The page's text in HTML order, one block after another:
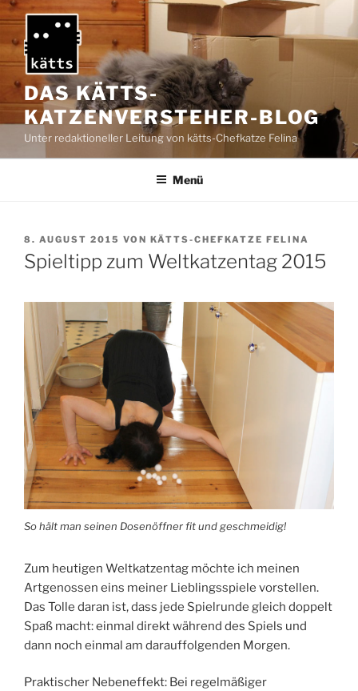
Zum
Inhalt
springen
DAS KÄTTS-
KATZENVERSTEHER-BLOG
Unter redaktioneller Leitung von kätts-Chefkatze Felina
Menü
VERÖFFENTLICHT
AM
8. AUGUST 2015 VON KÄTTS-CHEFKATZE FELINA
Spieltipp zum Weltkatzentag 2015
So hält man seinen Dosenöffner fit und geschmeidig!
Zum heutigen Weltkatzentag möchte ich meinen
Artgenossen eins meiner Lieblingsspiele vorstellen.
Das Tolle daran ist, dass jede Spielrunde gleich doppelt
Spaß macht: einmal direkt während des Spiels und
dann noch einmal am darauffolgenden Morgen.
Praktischer Nebeneffekt: Bei regelmäßiger